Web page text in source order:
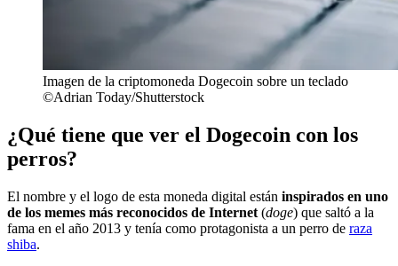
Imagen de la criptomoneda Dogecoin sobre un teclado
©Adrian Today/Shutterstock
¿Qué tiene que ver el Dogecoin con los
perros?
El nombre y el logo de esta moneda digital están inspirados en uno
de los memes más reconocidos de Internet (doge) que saltó a la
fama en el año 2013 y tenía como protagonista a un perro de raza
shiba.